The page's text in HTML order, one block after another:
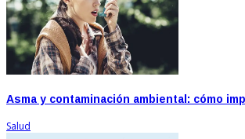
Asma y contaminación ambiental: cómo
Salud